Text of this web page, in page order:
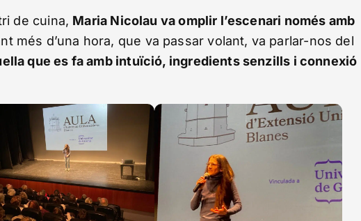
de cuina, Maria Nicolau va omplir l’escenari només amb
més d’una hora, que va passar volant, va parlar-nos del
que es fa amb intuïció, ingredients senzills i connexió